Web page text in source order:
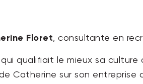
Floret, consultante en
qualifiait le mieux sa culture
Catherine sur son entreprise